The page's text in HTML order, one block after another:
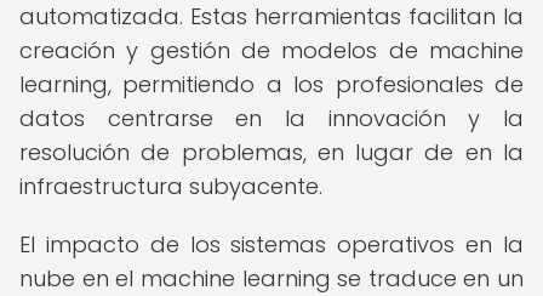
automatizada. Estas herramientas facilitan la
creación y gestión de modelos de machine
learning, permitiendo a los profesionales de
datos centrarse en la innovación y la
resolución de problemas, en lugar de en la
infraestructura subyacente.
El impacto de los sistemas operativos en la
nube en el machine learning se traduce en un